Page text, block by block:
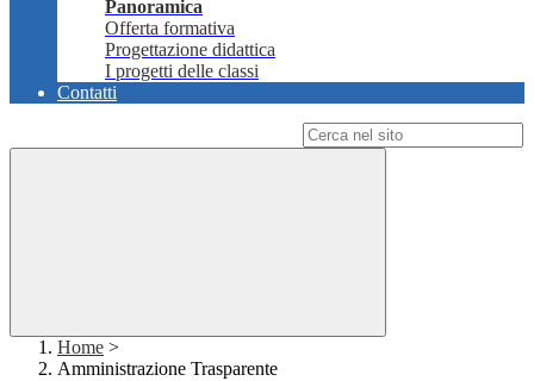
Panoramica
Offerta formativa
Progettazione didattica
I progetti delle classi
Contatti
Home >
Amministrazione Trasparente